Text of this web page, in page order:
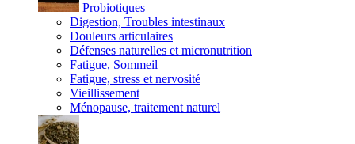
Probiotiques
Digestion, Troubles intestinaux
Douleurs articulaires
Défenses naturelles et micronutrition
Fatigue, Sommeil
Fatigue, stress et nervosité
Vieillissement
Ménopause, traitement naturel